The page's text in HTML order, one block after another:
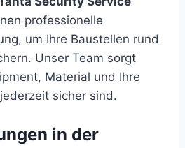
professionelle
um Ihre Baustellen rund
Unser Team sorgt
Material und Ihre
sicher sind.
in der